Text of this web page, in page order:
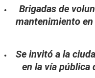
Brigadas de
mantenimiento
Se invitó a la
en la vía pública